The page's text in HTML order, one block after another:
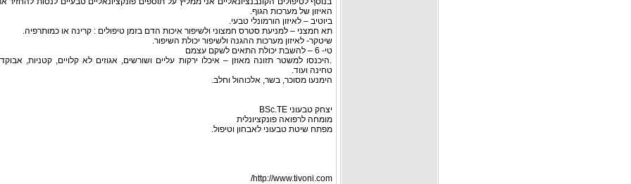
האיזון של מערכות הגוף.
ביוטיב – לאיזון הורמונלי טבעי.
תא חמצני – למניעת סטרס חמצוני ולשיפור איכות הדם בזמן טיפולים : קרינה או כמותרפיה.
שיטקר- לאיזון מערכות ההגנה ולשיפור יכולת השיפור.
טי- 6 – להשבת יכולת התאים לשקם עצמם
.היכנסו למשטר תזונה מאוזן – איכלו ירקות עליים ושורשים, אגוזים לא קלויים, קטניות,
טחינה ועוד.
הימנעו מסוכר, בשר, אלכוהול וחלב.
יצחק טבעוני BSc.TE
מומחה לרפואה פונקציונלית
מפתח שיטת טבעוני לאבחון וטיפול.
http://www.tivoni.com/